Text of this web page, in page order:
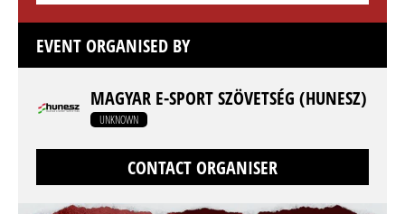
EVENT ORGANISED BY
MAGYAR E-SPORT SZÖVETSÉG (HUNESZ)
UNKNOWN
CONTACT ORGANISER